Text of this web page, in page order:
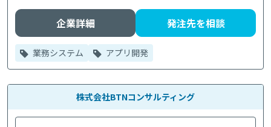
企業詳細 発注先を相談
業務システム アプリ開発
株式会社BTNコンサルティング